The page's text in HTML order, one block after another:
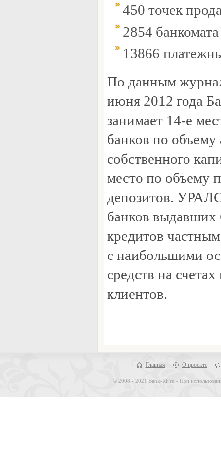
450 точек
2854 банкомата
13866
По данным
июня 2012 года
занимает 14-е
банков по объему
собственного
место по объему
депозитов.
банков выдавших
кредитов
с наибольшими
средств на
клиентов.
Главная О проекте
© 2008 - 2021 Bank-RF.ru - При